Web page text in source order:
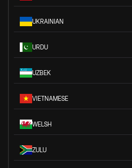
UKRAINIAN
URDU
UZBEK
VIETNAMESE
WELSH
ZULU